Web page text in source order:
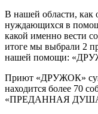
В нашей области, как
нуждающихся в
какой именно вести
итоге мы выбрали 2
нашей помощи:
Приют «ДРУЖОК»
находится более 70
«ПРЕДАННАЯ